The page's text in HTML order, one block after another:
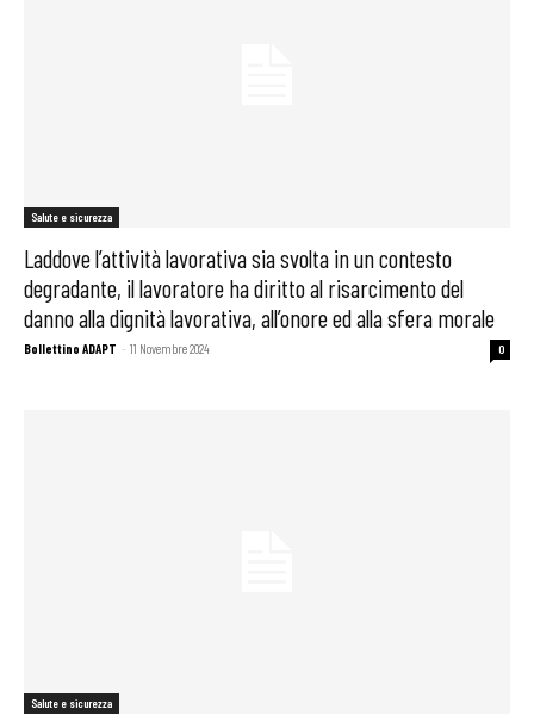
Salute e sicurezza
Laddove l’attività lavorativa sia svolta in un contesto
degradante, il lavoratore ha diritto al risarcimento del
danno alla dignità lavorativa, all’onore ed alla sfera morale
Bollettino ADAPT - 11 Novembre 2024 0
Salute e sicurezza